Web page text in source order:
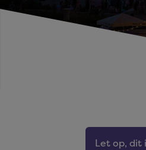
Let op, dit